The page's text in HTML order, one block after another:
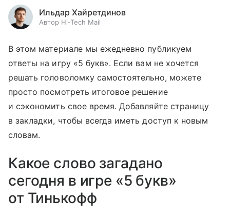
Ильдар Хайретдинов
Автор Hi-Tech Mail
В этом материале мы ежедневно публикуем
ответы на игру «5 букв». Если вам не хочется
решать головоломку самостоятельно, можете
просто посмотреть итоговое решение
и сэкономить свое время. Добавляйте страницу
в закладки, чтобы всегда иметь доступ к новым
словам.
Какое слово загадано
сегодня в игре «5 букв»
от Тинькофф